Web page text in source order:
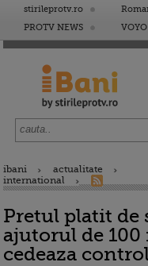
stirileprotv.ro
PROTV NEWS
VOYO
ibani
actualitate
international
Pretul platit
ajutorul de 100
cedeaza